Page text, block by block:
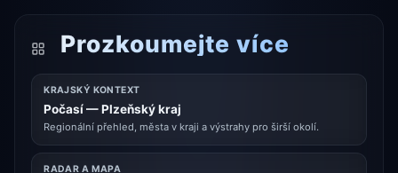
Prozkoumejte více
KRAJSKÝ KONTEXT
Počasí — Plzeňský kraj
Regionální přehled, města v kraji a výstrahy pro širší okolí.
RADAR A MAPA